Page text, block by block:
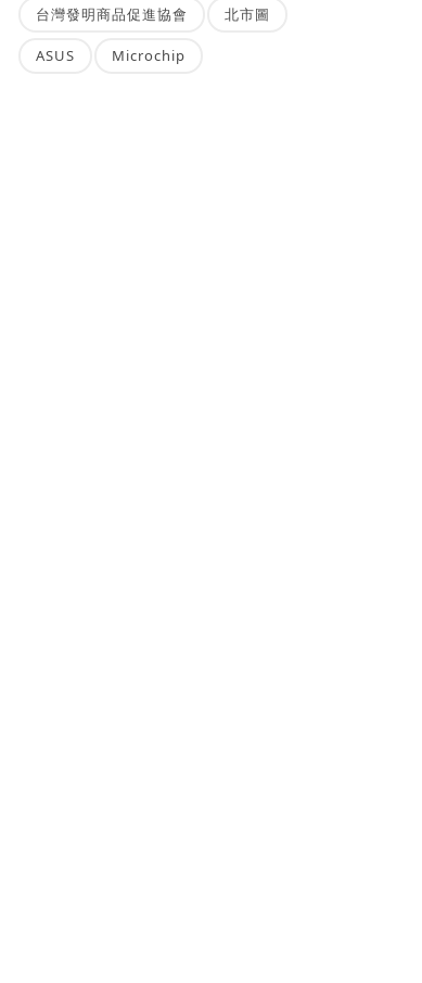
台灣發明商品促進協會 北市圖
ASUS Microchip